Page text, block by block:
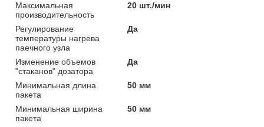
Максимальная
производительность
20 шт./мин
Регулирование
температуры нагрева
паечного узла
Да
Изменение объемов
"стаканов" дозатора
Да
Минимальная длина
пакета
50 мм
Минимальная ширина
пакета
50 мм